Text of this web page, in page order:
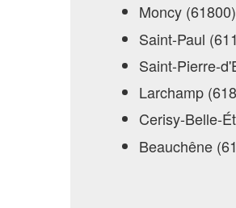
Moncy
Saint-Paul
Saint-Pierre-
Larchamp
Cerisy-Belle-
Beauchêne